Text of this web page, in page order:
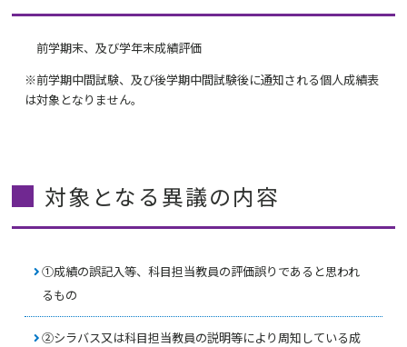
前学期末、及び学年末成績評価
※前学期中間試験、及び後学期中間試験後に通知される個人成績表
は対象となりません。
対象となる異議の内容
①成績の誤記入等、科目担当教員の評価誤りであると思われ
るもの
②シラバス又は科目担当教員の説明等により周知している成